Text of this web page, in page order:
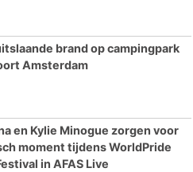
brand op campingpark
Amsterdam
en Kylie Minogue zorgen voor
moment tijdens WorldPride
in AFAS Live